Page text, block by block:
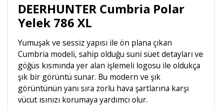
DEERHUNTER Cumbria Polar
Yelek 786 XL
Yumuşak ve sessiz yapısı ile ön plana çıkan
Cumbria modeli, sahip olduğu suni süet detayları ve
göğüs kısmında yer alan işlemeli logosu ile oldukça
şık bir görüntü sunar. Bu modern ve şık
görüntünün yanı sıra zorlu hava şartlarına karşı
vücut ısınızı korumaya yardımcı olur.